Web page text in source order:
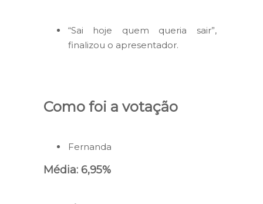
“Sai hoje quem queria sair”,
finalizou o apresentador.
Como foi a votação
Fernanda
Média: 6,95%